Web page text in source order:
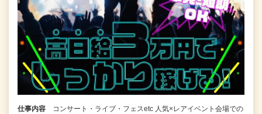
仕事内容
コンサート・ライブ・フェスetc 人気×レアイベント会場での